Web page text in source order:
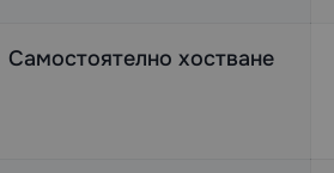
Самостоятелно хостване